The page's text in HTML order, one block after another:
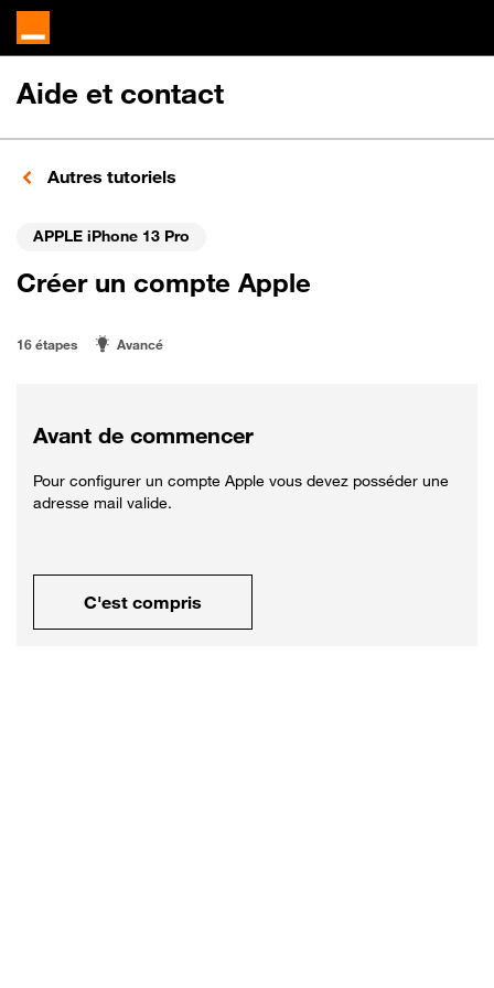
Aide et contact
Autres tutoriels
APPLE iPhone 13 Pro
Créer un compte Apple
16 étapes Avancé
Avant de commencer
Pour configurer un compte Apple vous devez posséder une
adresse mail valide.
C'est compris